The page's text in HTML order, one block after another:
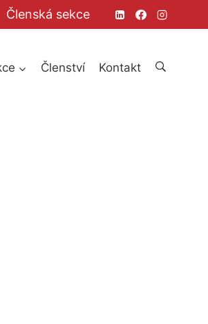
Členská sekce
Členství Kontakt